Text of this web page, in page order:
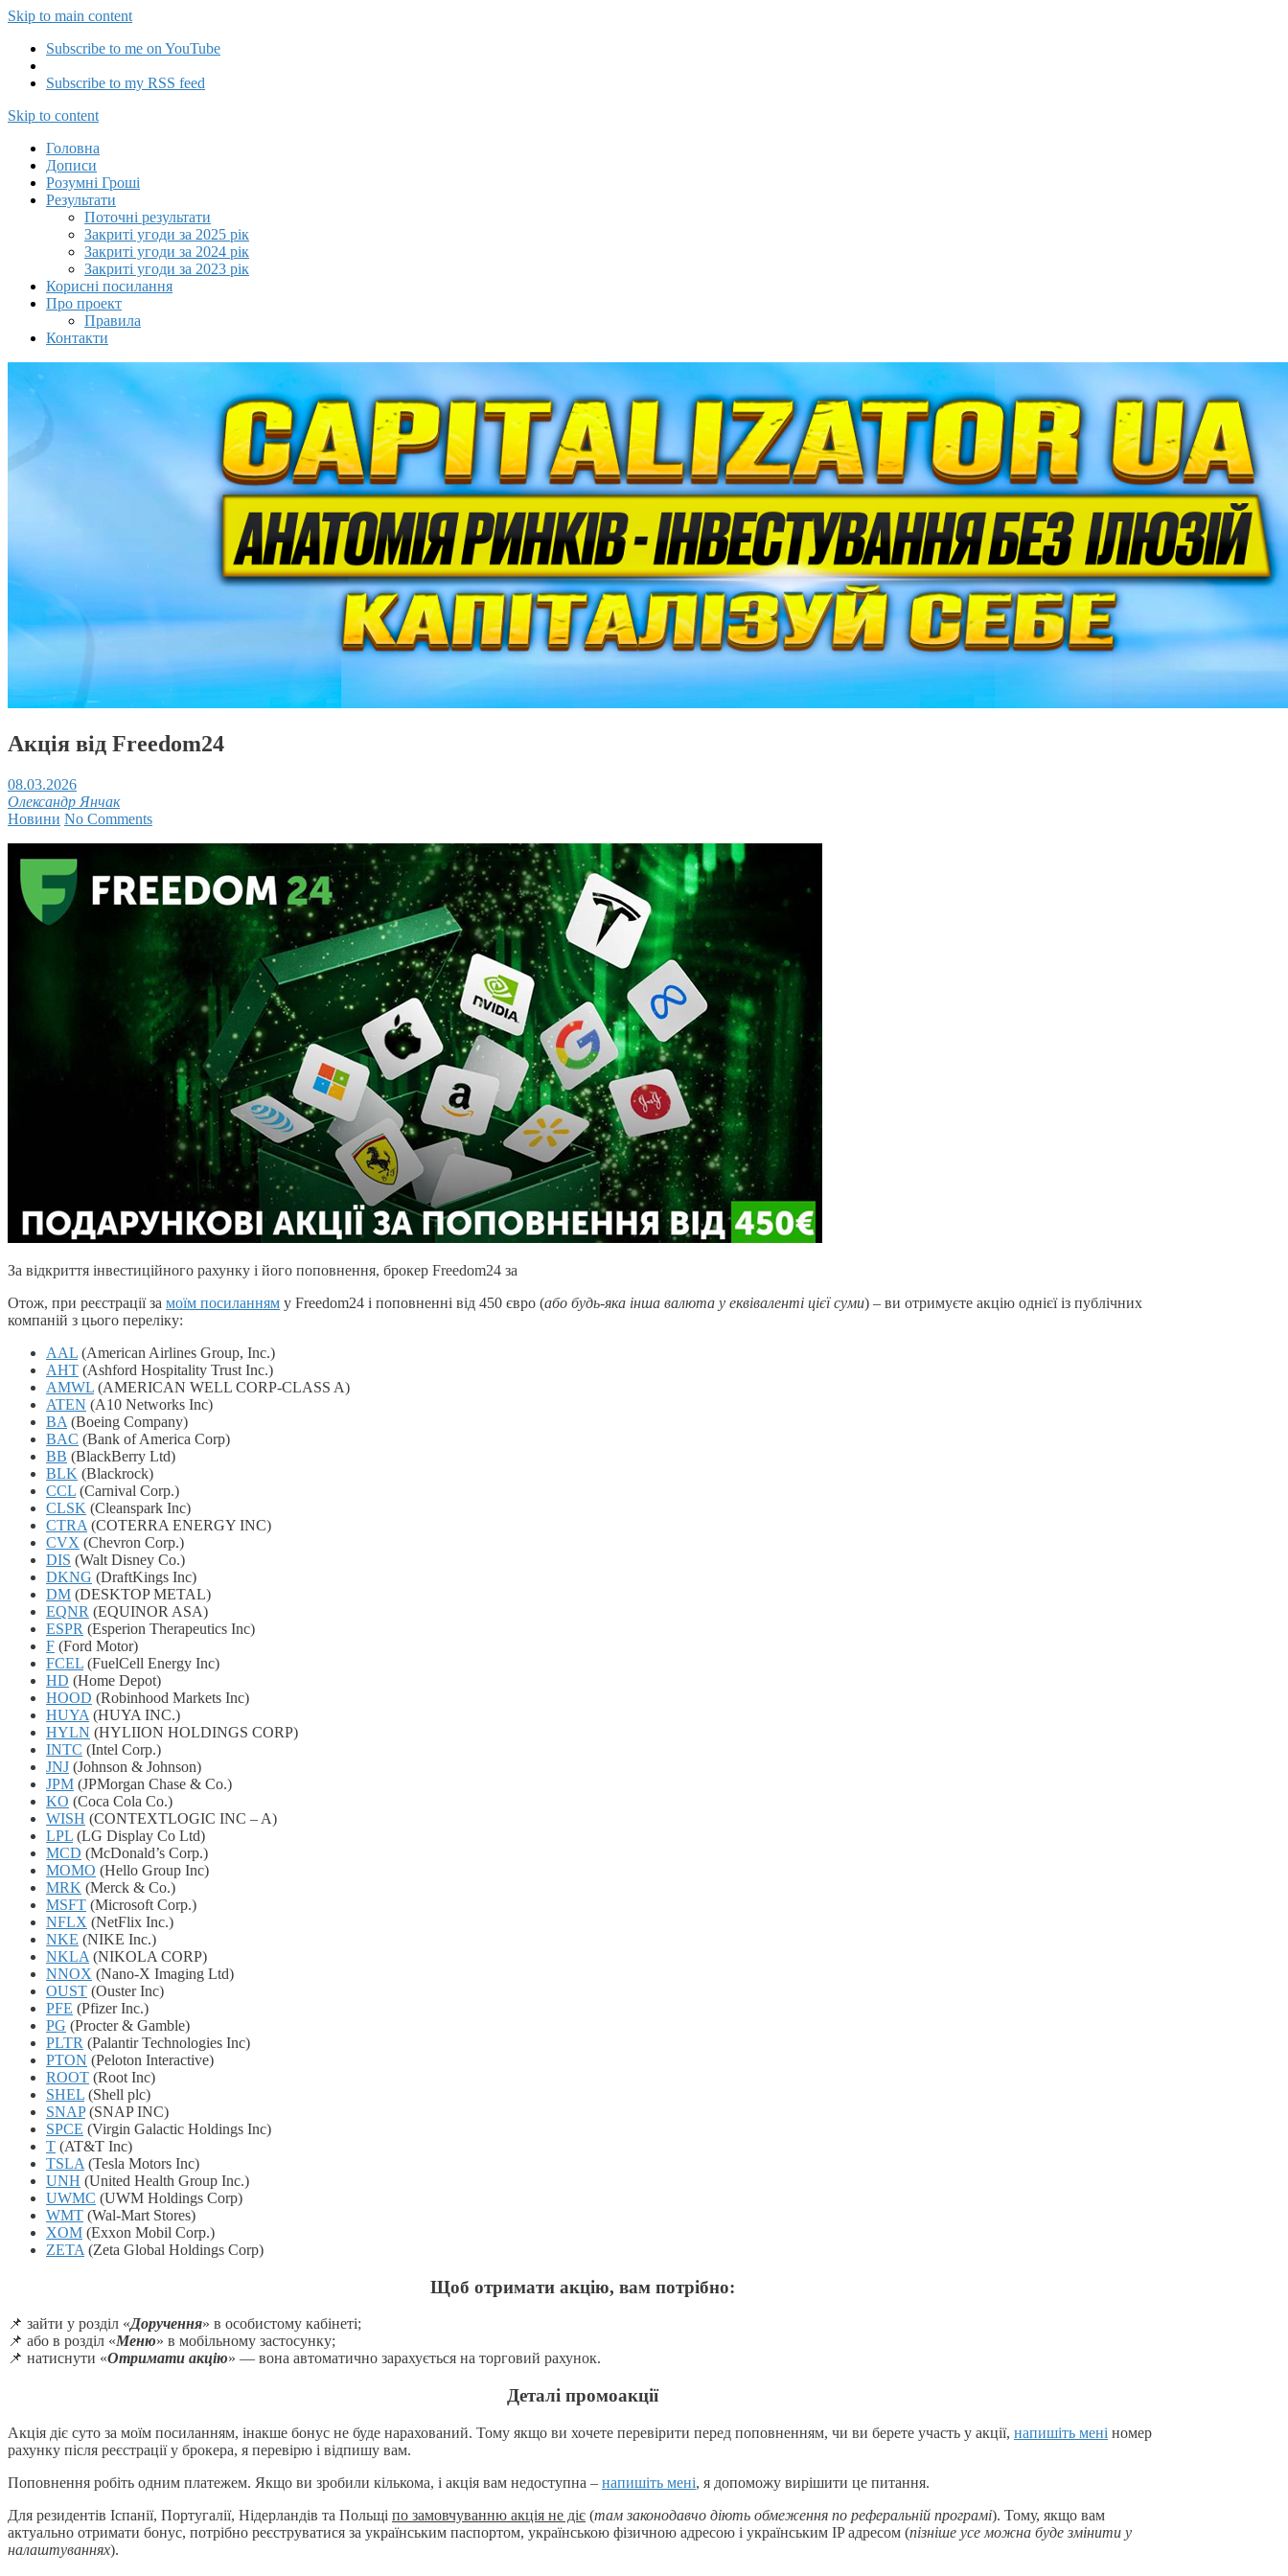
Skip to main content
Subscribe to me on YouTube
Subscribe to my RSS feed
Capitalizator UA
Skip to content
Головна
Дописи
Розумні Гроші
Результати
Поточні результати
Закриті угоди за 2025 рік
Закриті угоди за 2024 рік
Закриті угоди за 2023 рік
Корисні посилання
Про проект
Правила
Контакти
Акція від Freedom24
08.03.2026
Олександр Янчак
Новини No Comments
За відкриття інвестиційного рахунку і його поповнення, брокер Freedom24 за
Отож, при реєстрації за моїм посиланням у Freedom24 і поповненні від 450 євро (або будь-яка інша валюта у еквіваленті цієї суми) – ви отримуєте акцію однієї із публічних
компаній з цього переліку:
AAL (American Airlines Group, Inc.)
AHT (Ashford Hospitality Trust Inc.)
AMWL (AMERICAN WELL CORP-CLASS A)
ATEN (A10 Networks Inc)
BA (Boeing Company)
BAC (Bank of America Corp)
BB (BlackBerry Ltd)
BLK (Blackrock)
CCL (Carnival Corp.)
CLSK (Cleanspark Inc)
CTRA (COTERRA ENERGY INC)
CVX (Chevron Corp.)
DIS (Walt Disney Co.)
DKNG (DraftKings Inc)
DM (DESKTOP METAL)
EQNR (EQUINOR ASA)
ESPR (Esperion Therapeutics Inc)
F (Ford Motor)
FCEL (FuelCell Energy Inc)
HD (Home Depot)
HOOD (Robinhood Markets Inc)
HUYA (HUYA INC.)
HYLN (HYLIION HOLDINGS CORP)
INTC (Intel Corp.)
JNJ (Johnson & Johnson)
JPM (JPMorgan Chase & Co.)
KO (Coca Cola Co.)
WISH (CONTEXTLOGIC INC – A)
LPL (LG Display Co Ltd)
MCD (McDonald’s Corp.)
MOMO (Hello Group Inc)
MRK (Merck & Co.)
MSFT (Microsoft Corp.)
NFLX (NetFlix Inc.)
NKE (NIKE Inc.)
NKLA (NIKOLA CORP)
NNOX (Nano-X Imaging Ltd)
OUST (Ouster Inc)
PFE (Pfizer Inc.)
PG (Procter & Gamble)
PLTR (Palantir Technologies Inc)
PTON (Peloton Interactive)
ROOT (Root Inc)
SHEL (Shell plc)
SNAP(SNAP INC)
SPCE (Virgin Galactic Holdings Inc)
T (AT&T Inc)
TSLA (Tesla Motors Inc)
UNH (United Health Group Inc.)
UWMC (UWM Holdings Corp)
WMT (Wal-Mart Stores)
XOM (Exxon Mobil Corp.)
ZETA (Zeta Global Holdings Corp)
Щоб отримати акцію, вам потрібно:
📌 зайти у розділ «Доручення» в особистому кабінеті;
📌 або в розділ «Меню» в мобільному застосунку;
📌 натиснути «Отримати акцію» — вона автоматично зарахується на торговий рахунок.
Деталі промоакції
Акція діє суто за моїм посиланням, інакше бонус не буде нарахований. Тому якщо ви хочете перевірити перед поповненням, чи ви берете участь у акції, напишіть мені номер
рахунку після реєстрації у брокера, я перевірю і відпишу вам.
Поповнення робіть одним платежем. Якщо ви зробили кількома, і акція вам недоступна – напишіть мені, я допоможу вирішити це питання.
Для резидентів Іспанії, Португалії, Нідерландів та Польщі по замовчуванню акція не діє (там законодавчо діють обмеження по реферальній програмі). Тому, якщо вам
актуально отримати бонус, потрібно реєструватися за українським паспортом, українською фізичною адресою і українським IP адресом (пізніше усе можна буде змінити у
налаштуваннях).